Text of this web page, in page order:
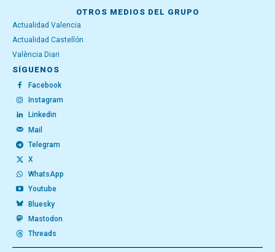
OTROS MEDIOS DEL GRUPO
Actualidad Valencia
Actualidad Castellón
València Diari
SÍGUENOS
Facebook
Instagram
Linkedin
Mail
Telegram
X
WhatsApp
Youtube
Bluesky
Mastodon
Threads